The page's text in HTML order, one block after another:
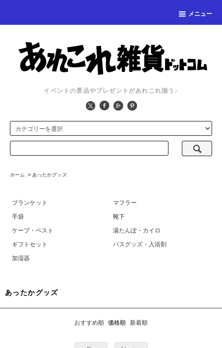
メニュー
イベントの景品やプレゼントがあれこれ揃う♪
ホーム > あったかグッズ
ブランケット
マフラー
手袋
靴下
ケープ・ベスト
湯たんぽ・カイロ
ギフトセット
バスグッズ・入浴剤
加湿器
あったかグッズ
おすすめ順 価格順 新着順